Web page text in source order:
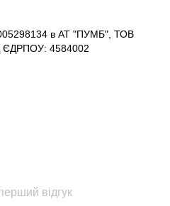
в АТ "ПУМБ", ТОВ
4584002
відгук